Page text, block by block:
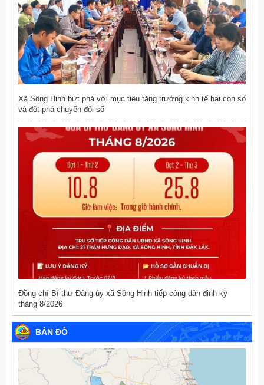
Xã Sông Hinh bứt phá với mục tiêu tăng trưởng kinh tế hai con số
và đột phá chuyển đổi số
Đồng chí Bí thư Đảng ủy xã Sông Hinh tiếp công dân định kỳ
tháng 8/2026
BẢN ĐỒ